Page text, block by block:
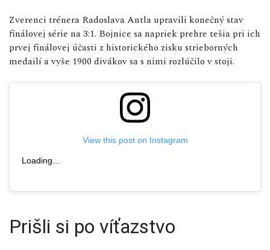
Zverenci trénera Radoslava Antla upravili konečný stav
finálovej série na 3:1. Bojnice sa napriek prehre tešia pri ich
prvej finálovej účasti z historického zisku strieborných
medailí a vyše 1900 divákov sa s nimi rozlúčilo v stoji.
View this post on Instagram
Loading...
Prišli si po víťazstvo